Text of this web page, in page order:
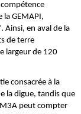
la GEMAPI,
Ainsi, en aval de la
de terre
largeur de 120
consacrée à la
la digue, tandis que
peut compter